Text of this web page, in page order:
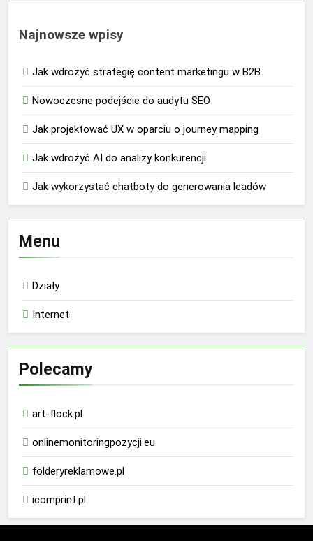
Najnowsze wpisy
Jak wdrożyć strategię content marketingu w B2B
Nowoczesne podejście do audytu SEO
Jak projektować UX w oparciu o journey mapping
Jak wdrożyć AI do analizy konkurencji
Jak wykorzystać chatboty do generowania leadów
Menu
Działy
Internet
Polecamy
art-flock.pl
onlinemonitoringpozycji.eu
folderyreklamowe.pl
icomprint.pl